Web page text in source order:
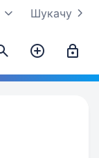
Шукачу